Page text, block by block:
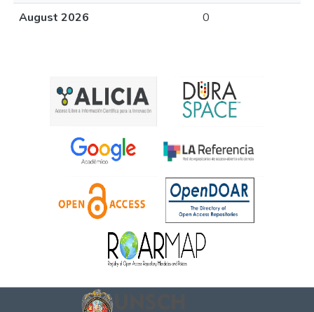
August 2026
0